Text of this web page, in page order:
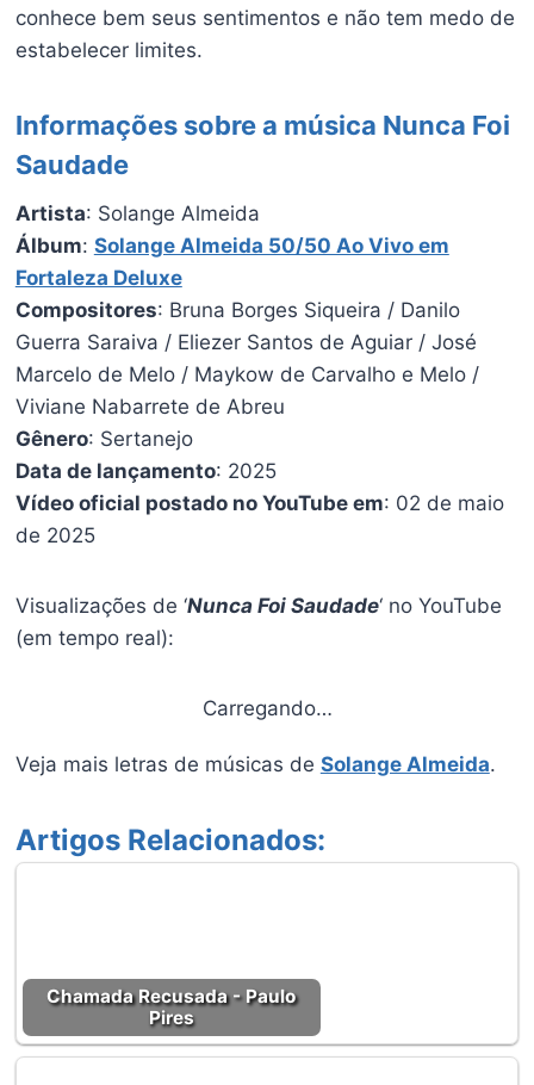
conhece bem seus sentimentos e não tem medo de
estabelecer limites.
Informações sobre a música Nunca Foi
Saudade
Artista: Solange Almeida
Álbum: Solange Almeida 50/50 Ao Vivo em
Fortaleza Deluxe
Compositores: Bruna Borges Siqueira / Danilo
Guerra Saraiva / Eliezer Santos de Aguiar / José
Marcelo de Melo / Maykow de Carvalho e Melo /
Viviane Nabarrete de Abreu
Gênero: Sertanejo
Data de lançamento: 2025
Vídeo oficial postado no YouTube em: 02 de maio
de 2025
Visualizações de ‘Nunca Foi Saudade‘ no YouTube
(em tempo real):
Carregando…
Veja mais letras de músicas de Solange Almeida.
Artigos Relacionados:
Chamada Recusada - Paulo
Pires